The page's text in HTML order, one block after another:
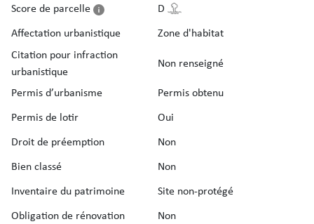
Score de parcelle
D
Affectation urbanistique
Zone d'habitat
Citation pour infraction
urbanistique
Non renseigné
Permis d’urbanisme
Permis obtenu
Permis de lotir
Oui
Droit de préemption
Non
Bien classé
Non
Inventaire du patrimoine
Site non-protégé
Obligation de rénovation
Non